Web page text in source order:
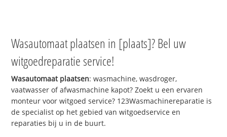
Wasautomaat plaatsen in [plaats]? Bel uw
witgoedreparatie service!
Wasautomaat plaatsen: wasmachine, wasdroger,
vaatwasser of afwasmachine kapot? Zoekt u een ervaren
monteur voor witgoed service? 123Wasmachinereparatie is
de specialist op het gebied van witgoedservice en
reparaties bij u in de buurt.